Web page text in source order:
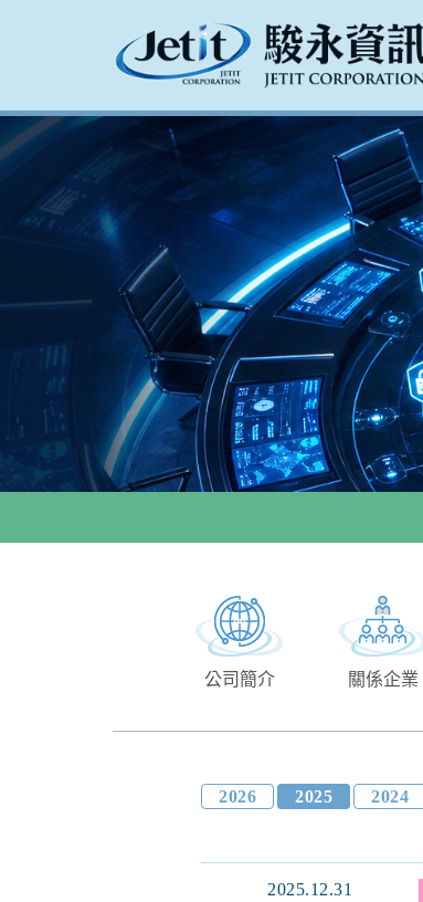
公司簡介 關係企業
2026 2025 2024
2025.12.31